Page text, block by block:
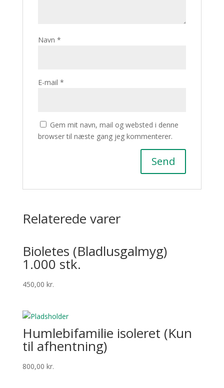
Navn *
E-mail *
Gem mit navn, mail og websted i denne
browser til næste gang jeg kommenterer.
Relaterede varer
Bioletes (Bladlusgalmyg)
1.000 stk.
450,00 kr.
Hum­leb­i­fam­i­lie isoleret (Kun
til afhentning)
800,00 kr.